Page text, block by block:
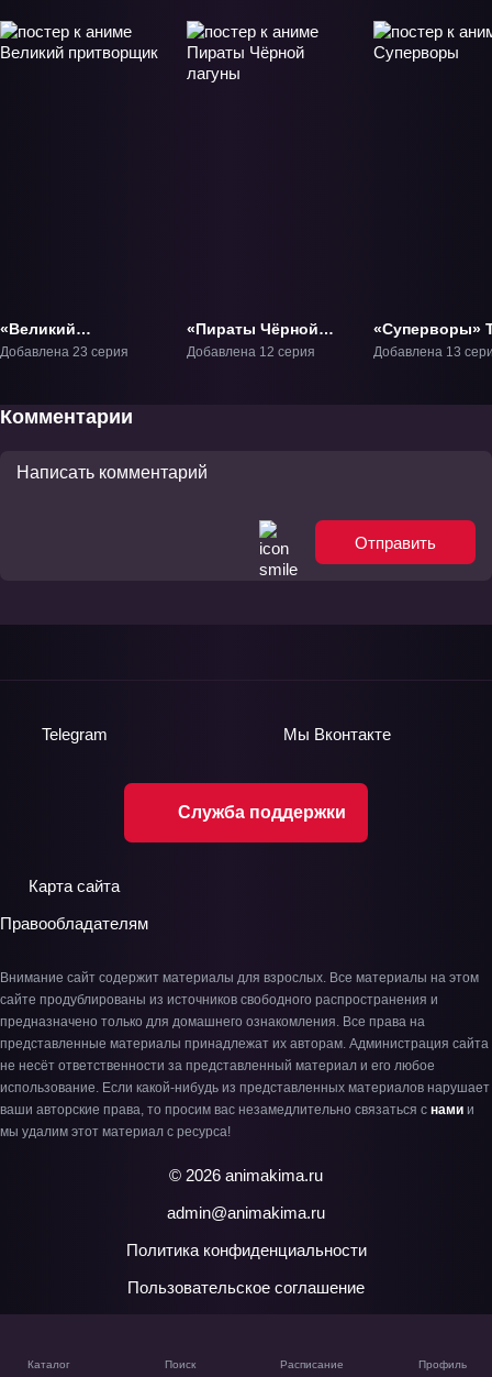
Каталог Поиск Расписание Профиль
«Великий
притворщик» ТВ-1
Добавлена 23 серия
«Пираты Чёрной
лагуны» ТВ-1
Добавлена 12 серия
«Суперворы»
Добавлена 13
Комментарии
Отправить
Служба поддержки
Telegram Мы Вконтакте
Карта сайта
Правообладателям
Внимание сайт содержит материалы для взрослых. Все материалы на этом
сайте продублированы из источников свободного распространения и
предназначено только для домашнего ознакомления. Все права на
представленные материалы принадлежат их авторам. Администрация сайта
не несёт ответственности за представленный материал и его любое
использование. Если какой-нибудь из представленных материалов нарушает
ваши авторские права, то просим вас незамедлительно связаться с нами и
мы удалим этот материал с ресурса!
© 2026 animakima.ru
admin@animakima.ru
Политика конфиденциальности
Пользовательское соглашение